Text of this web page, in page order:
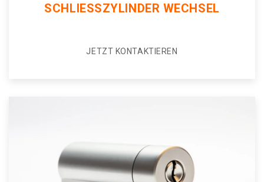
SCHLIESSZYLINDER WECHSEL
JETZT KONTAKTIEREN